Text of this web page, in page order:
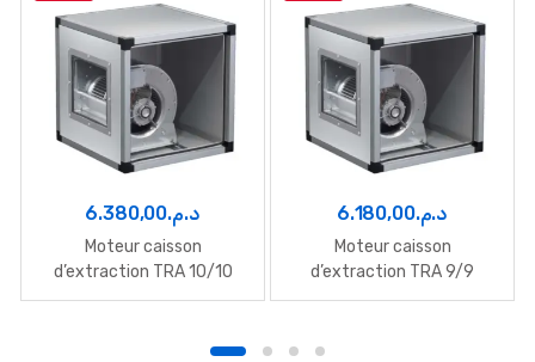
د.م.6.380,00
Moteur caisson
d’extraction TRA 10/10
د.م.6.180,00
Moteur caisson
d’extraction TRA 9/9